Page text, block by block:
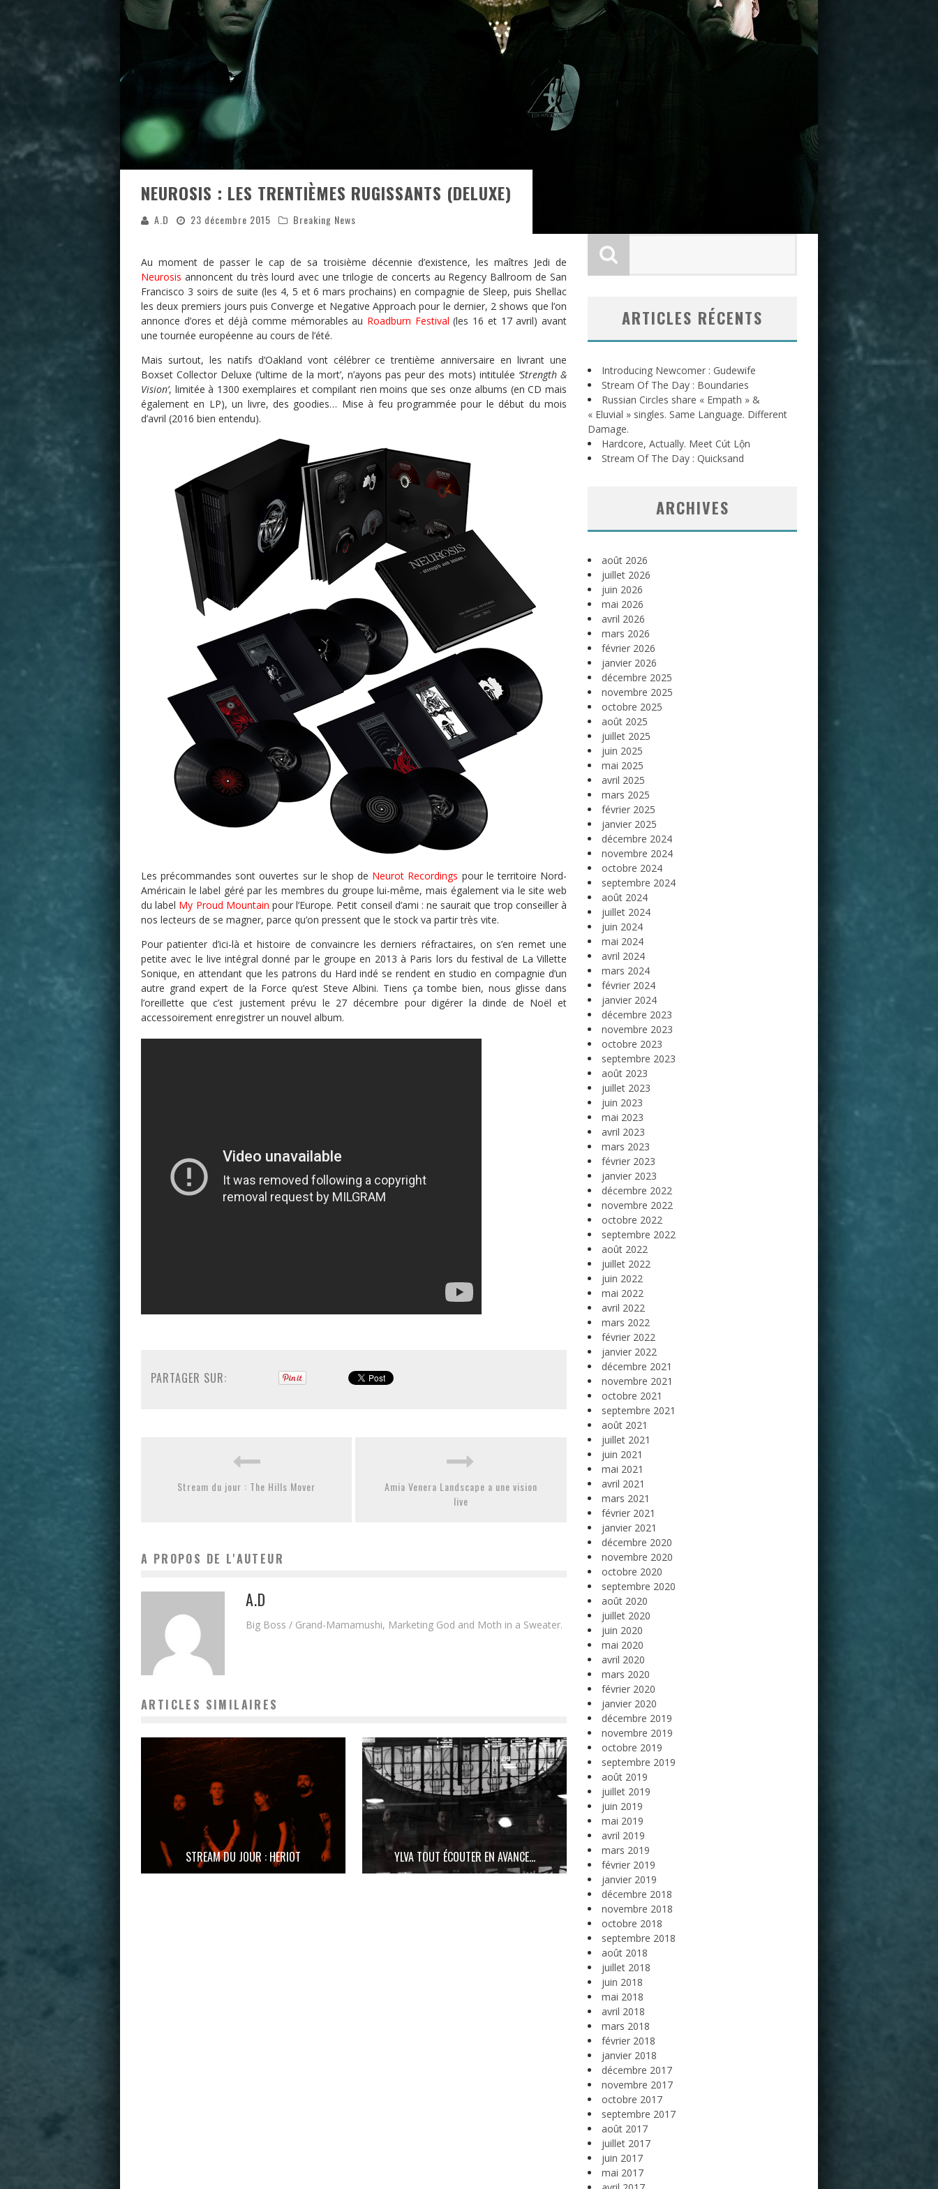
NEUROSIS : LES TRENTIÈMES RUGISSANTS (DELUXE)
A.D 23 décembre 2015 Breaking News
Au moment de passer le cap de sa troisième décennie d’existence, les maîtres Jedi de
Neurosis annoncent du très lourd avec une trilogie de concerts au Regency Ballroom de San
Francisco 3 soirs de suite (les 4, 5 et 6 mars prochains) en compagnie de Sleep, puis Shellac
les deux premiers jours puis Converge et Negative Approach pour le dernier, 2 shows que l’on
annonce d’ores et déjà comme mémorables au Roadburn Festival (les 16 et 17 avril) avant
une tournée européenne au cours de l’été.
Mais surtout, les natifs d’Oakland vont célébrer ce trentième anniversaire en livrant une
Boxset Collector Deluxe (‘ultime de la mort’, n’ayons pas peur des mots) intitulée ‘Strength &
Vision’, limitée à 1300 exemplaires et compilant rien moins que ses onze albums (en CD mais
également en LP), un livre, des goodies… Mise à feu programmée pour le début du mois
d’avril (2016 bien entendu).
Les précommandes sont ouvertes sur le shop de Neurot Recordings pour le territoire Nord-
Américain le label géré par les membres du groupe lui-même, mais également via le site web
du label My Proud Mountain pour l’Europe. Petit conseil d’ami : ne saurait que trop conseiller à
nos lecteurs de se magner, parce qu’on pressent que le stock va partir très vite.
Pour patienter d’ici-là et histoire de convaincre les derniers réfractaires, on s’en remet une
petite avec le live intégral donné par le groupe en 2013 à Paris lors du festival de La Villette
Sonique, en attendant que les patrons du Hard indé se rendent en studio en compagnie d’un
autre grand expert de la Force qu’est Steve Albini. Tiens ça tombe bien, nous glisse dans
l’oreillette que c’est justement prévu le 27 décembre pour digérer la dinde de Noël et
accessoirement enregistrer un nouvel album.
PARTAGER SUR:
Stream du jour : The Hills Mover
Amia Venera Landscape a une vision
live
A PROPOS DE L'AUTEUR
A.D
Big Boss / Grand-Mamamushi, Marketing God and Moth in a Sweater.
ARTICLES SIMILAIRES
STREAM DU JOUR : HERIOT YLVA TOUT ÉCOUTER EN AVANCE…
ARTICLES RÉCENTS
Introducing Newcomer : Gudewife
Stream Of The Day : Boundaries
Russian Circles share « Empath » &
« Eluvial » singles. Same Language. Different
Damage.
Hardcore, Actually. Meet Cút Lộn
Stream Of The Day : Quicksand
ARCHIVES
août 2026
juillet 2026
juin 2026
mai 2026
avril 2026
mars 2026
février 2026
janvier 2026
décembre 2025
novembre 2025
octobre 2025
août 2025
juillet 2025
juin 2025
mai 2025
avril 2025
mars 2025
février 2025
janvier 2025
décembre 2024
novembre 2024
octobre 2024
septembre 2024
août 2024
juillet 2024
juin 2024
mai 2024
avril 2024
mars 2024
février 2024
janvier 2024
décembre 2023
novembre 2023
octobre 2023
septembre 2023
août 2023
juillet 2023
juin 2023
mai 2023
avril 2023
mars 2023
février 2023
janvier 2023
décembre 2022
novembre 2022
octobre 2022
septembre 2022
août 2022
juillet 2022
juin 2022
mai 2022
avril 2022
mars 2022
février 2022
janvier 2022
décembre 2021
novembre 2021
octobre 2021
septembre 2021
août 2021
juillet 2021
juin 2021
mai 2021
avril 2021
mars 2021
février 2021
janvier 2021
décembre 2020
novembre 2020
octobre 2020
septembre 2020
août 2020
juillet 2020
juin 2020
mai 2020
avril 2020
mars 2020
février 2020
janvier 2020
décembre 2019
novembre 2019
octobre 2019
septembre 2019
août 2019
juillet 2019
juin 2019
mai 2019
avril 2019
mars 2019
février 2019
janvier 2019
décembre 2018
novembre 2018
octobre 2018
septembre 2018
août 2018
juillet 2018
juin 2018
mai 2018
avril 2018
mars 2018
février 2018
janvier 2018
décembre 2017
novembre 2017
octobre 2017
septembre 2017
août 2017
juillet 2017
juin 2017
mai 2017